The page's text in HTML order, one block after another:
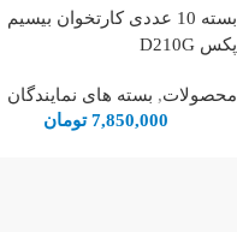
بسته 10 عددی کارتخوان بیسیم
پکس D210G
محصولات, بسته های نمایندگان
7,850,000 تومان